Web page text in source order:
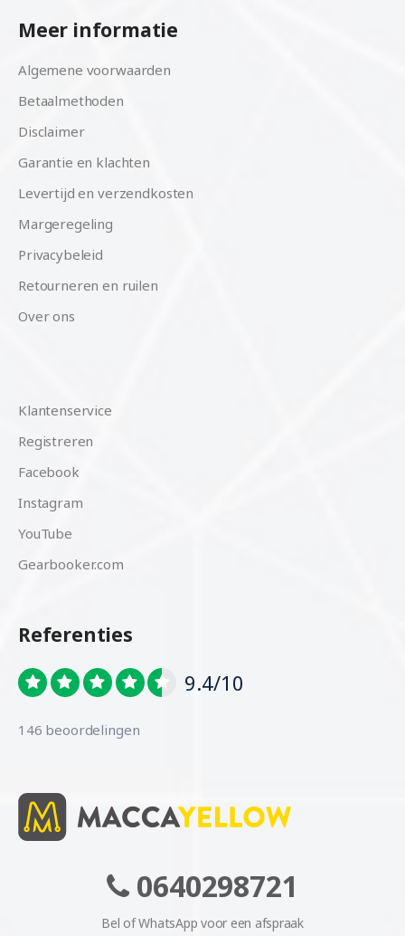
Meer informatie
Algemene voorwaarden
Betaalmethoden
Disclaimer
Garantie en klachten
Levertijd en verzendkosten
Margeregeling
Privacybeleid
Retourneren en ruilen
Over ons
Klantenservice
Registreren
Facebook
Instagram
YouTube
Gearbooker.com
Referenties
9.4/10
146 beoordelingen
0640298721
Bel of WhatsApp voor een afspraak